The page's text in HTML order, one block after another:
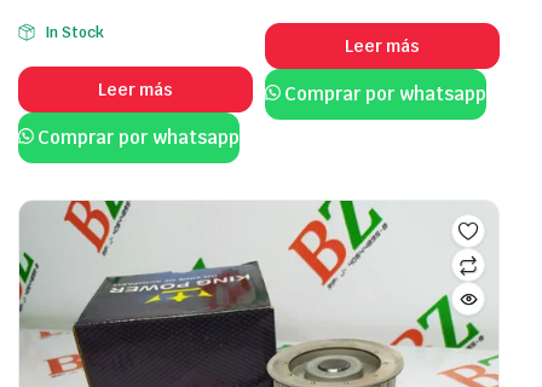
In Stock
Leer más
Comprar por whatsapp
Leer más
Comprar por whatsapp